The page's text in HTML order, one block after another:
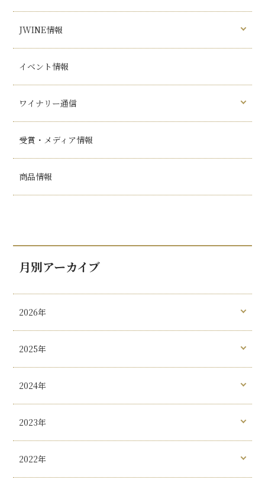
JWINE情報
イベント情報
ワイナリー通信
受賞・メディア情報
商品情報
月別アーカイブ
2026年
2025年
2024年
2023年
2022年